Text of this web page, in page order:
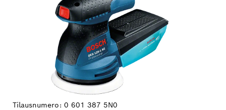
Tilausnumero: 0 601 387 5N0